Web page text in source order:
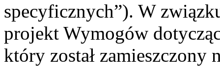
specyficznych”). W
projekt Wymogów
który został zamieszczony